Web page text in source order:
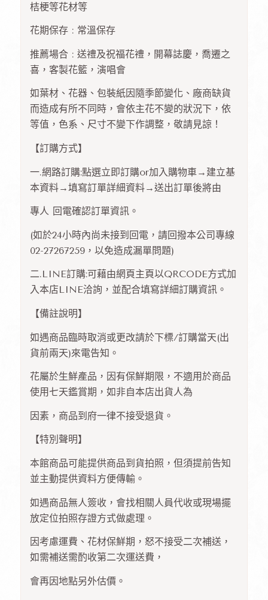
桔梗等花材等
花期保存 : 常溫保存
推薦場合 : 送禮及祝福花禮，開幕誌慶，喬遷之
喜，客製花籃，演唱會
如葉材、花器、包裝紙因隨季節變化、廠商缺貨
而造成有所不同時，會依主花不變的狀況下，依
等值，色系、尺寸不變下作調整，敬請見諒！
【訂購方式】
一.網路訂購:點選立即訂購or加入購物車→建立基
本資料→填寫訂單詳細資料→送出訂單後將由
專人 回電確認訂單資訊。
(如於24小時內尚未接到回電，請回撥本公司專線
02-27267259，以免造成漏單問題)
二.LINE訂購:可藉由網頁主頁以QRCODE方式加
入本店LINE洽詢，並配合填寫詳細訂購資訊。
【備註說明】
如遇商品臨時取消或更改請於下標/訂購當天(出
貨前兩天)來電告知。
花屬於生鮮產品，因有保鮮期限，不適用於商品
使用七天鑑賞期，如非自本店出貨人為
因素，商品到府一律不接受退貨。
【特別聲明】
本館商品可能提供商品到貨拍照，但須提前告知
並主動提供資料方便傳輸。
如遇商品無人簽收，會找相關人員代收或現場擺
放定位拍照存證方式做處理。
因考慮運費、花材保鮮期，怒不接受二次補送，
如需補送需酌收第二次運送費，
會再因地點另外估價。